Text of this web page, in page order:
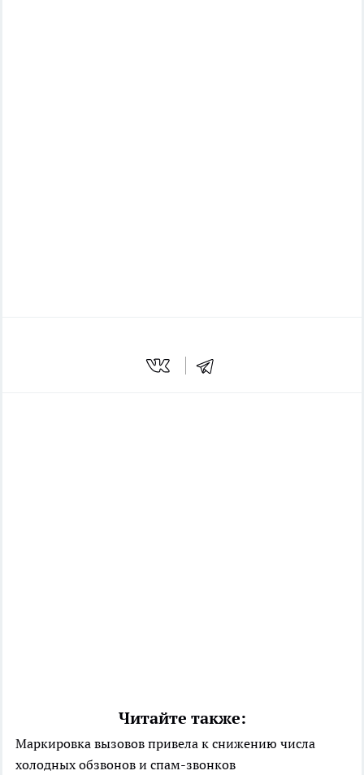
Читайте также:
Маркировка вызовов привела к снижению числа
холодных обзвонов и спам-звонков